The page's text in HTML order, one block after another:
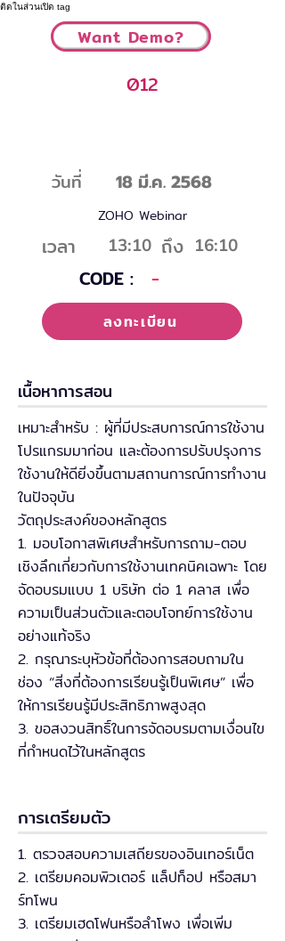
ติดในส่วนเปิด tag
Want Demo?
012
วันที่ 18 มี.ค. 2568
ZOHO Webinar
เวลา 13:10
CODE :
ถึง 16:10
-
ลงทะเบียน
เนื้อหาการสอน
เหมาะสำหรับ : ผู้ที่มีประสบการณ์การใช้งาน
โปรแกรมมาก่อน และต้องการปรับปรุงการ
ใช้งานให้ดียิ่งขึ้นตามสถานการณ์การทำงาน
ในปัจจุบัน
วัตถุประสงค์ของหลักสูตร
1. มอบโอกาสพิเศษสำหรับการถาม-ตอบ
เชิงลึกเกี่ยวกับการใช้งานเทคนิคเฉพาะ โดย
จัดอบรมแบบ 1 บริษัท ต่อ 1 คลาส เพื่อ
ความเป็นส่วนตัวและตอบโจทย์การใช้งาน
อย่างแท้จริง
2. กรุณาระบุหัวข้อที่ต้องการสอบถามใน
ช่อง “สิ่งที่ต้องการเรียนรู้เป็นพิเศษ” เพื่อ
ให้การเรียนรู้มีประสิทธิภาพสูงสุด
3. ขอสงวนสิทธิ์ในการจัดอบรมตามเงื่อนไข
ที่กำหนดไว้ในหลักสูตร
การเตรียมตัว
1. ตรวจสอบความเสถียรของอินเทอร์เน็ต
2. เตรียมคอมพิวเตอร์ แล็ปท็อป หรือสมา
ร์ทโพน
3. เตรียมเฮดโฟนหรือลำโพง เพื่อเพิ่ม